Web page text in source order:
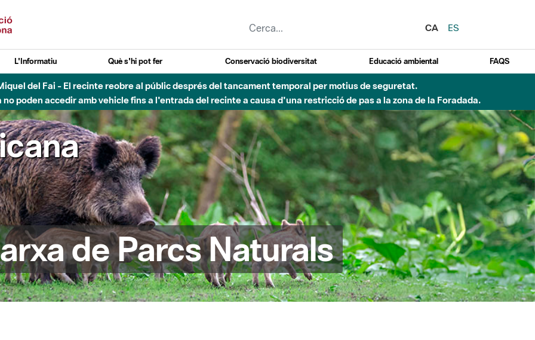
CA
ES
L'Informatiu Què s'hi pot fer Conservació biodiversitat Educació ambiental FAQS
del Fai - El recinte reobre al públic després del tancament temporal per motius de seguretat.
poden accedir amb vehicle fins a l'entrada del recinte a causa d'una restricció de pas a la zona de la Foradada.
de Parcs Naturals